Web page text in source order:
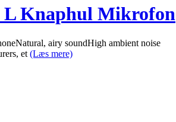
Knaphul Mikrofon
airy soundHigh ambient noise
et (Læs mere)